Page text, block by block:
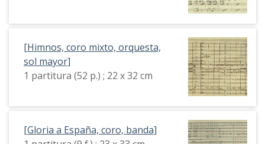
[Himnos, coro mixto, orquesta,
sol mayor]
1 partitura (52 p.) ; 22 x 32 cm
[Gloria a España, coro, banda]